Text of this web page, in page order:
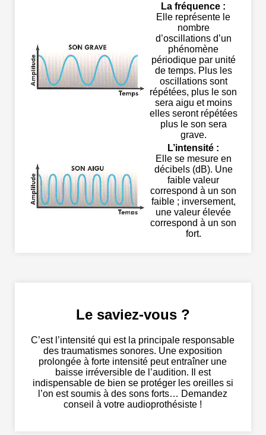
La fréquence :
Elle représente le
nombre
d’oscillations d’un
phénomène
périodique par unité
de temps. Plus les
oscillations sont
répétées, plus le son
sera aigu et moins
elles seront répétées
plus le son sera
grave.
L’intensité :
Elle se mesure en
décibels (dB). Une
faible valeur
correspond à un son
faible ; inversement,
une valeur élevée
correspond à un son
fort.
Le saviez-vous ?
C’est l’intensité qui est la principale responsable
des traumatismes sonores. Une exposition
prolongée à forte intensité peut entraîner une
baisse irréversible de l’audition. Il est
indispensable de bien se protéger les oreilles si
l’on est soumis à des sons forts… Demandez
conseil à votre audioprothésiste !